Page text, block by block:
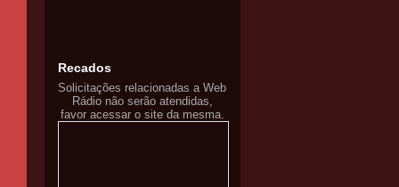
Recados
Solicitações relacionadas a Web
Rádio não serão atendidas,
favor acessar o site da mesma.